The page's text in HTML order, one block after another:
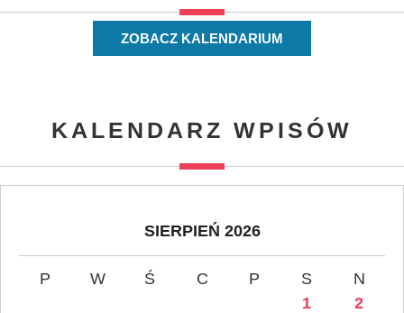
ZOBACZ KALENDARIUM
KALENDARZ WPISÓW
SIERPIEŃ 2026
P W Ś C P S
N
1
2